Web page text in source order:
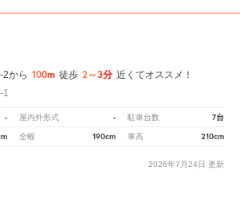
2から 100m 徒歩 2～3分 近くてオススメ！
1
- 屋内外形式 - 駐車台数 7台
全幅 190cm 車高 210cm
2026年7月24日 更新